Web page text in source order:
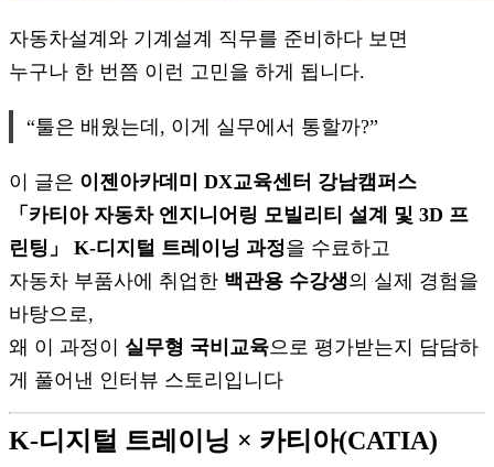
자동차설계와 기계설계 직무를 준비하다 보면
누구나 한 번쯤 이런 고민을 하게 됩니다.
“툴은 배웠는데, 이게 실무에서 통할까?”
이 글은 이젠아카데미 DX교육센터 강남캠퍼스
「카티아 자동차 엔지니어링 모빌리티 설계 및 3D 프
린팅」 K-디지털 트레이닝 과정을 수료하고
자동차 부품사에 취업한 백관용 수강생의 실제 경험을
바탕으로,
왜 이 과정이 실무형 국비교육으로 평가받는지 담담하
게 풀어낸 인터뷰 스토리입니다
K-디지털 트레이닝 × 카티아(CATIA)